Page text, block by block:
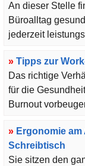
An dieser Stelle
Büroalltag
jederzeit
» Tipps zur
Das richtige
für die
Burnout
» Ergonomie
Schreibtisch
Sie sitzen den